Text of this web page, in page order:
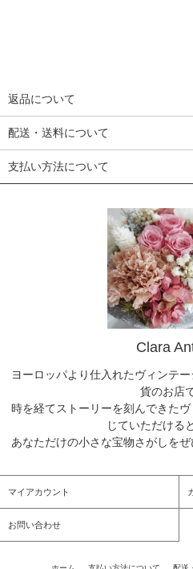
返品について
配送・送料について
支払い方法について
Clara
ヨーロッパより仕入れたヴィンテ
貨のお店
時を経てストーリーを刻んできた
じていただける
あなただけの小さな宝物さがしを
マイアカウント
お問い合わせ